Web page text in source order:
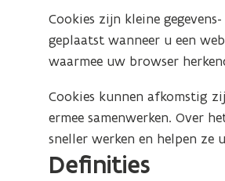
Cookies zijn kleine
geplaatst wanneer u een
waarmee uw browser
Cookies kunnen afkomstig
ermee samenwerken. Over
sneller werken en helpen ze
Definities
(Scroll
links)
(Scroll
rechts)